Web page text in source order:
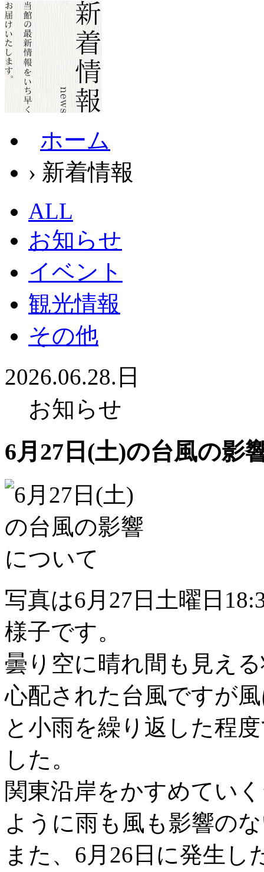
ホーム
› 新着情報
ALL
お知らせ
イベント
観光情報
その他
2026.06.28.日
お知らせ
6月27日(土)の台風の影
写真は6月27日土曜日
様子です。
曇り空に晴れ間も見え
心配された台風ですが
と小雨を繰り返した程
した。
関東沿岸をかすめてい
ように雨も風も影響の
また、6月26日に発生